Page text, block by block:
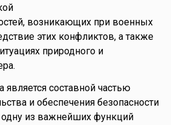
возникающих при военных
этих конфликтов, а также
природного и
является составной частью
и обеспечения безопасности
из важнейших функций